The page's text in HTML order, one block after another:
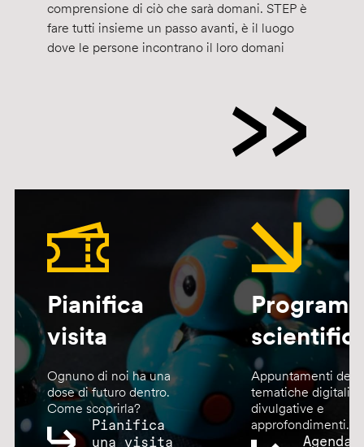
comprensione di ciò che sarà domani. STEP è
fare tutti insieme un passo avanti, è il luogo
dove le persone incontrano il loro domani
Pianifica
visita
Ognuno di noi ha una
dose di futuro dentro.
Come scoprirla?
Pianifica
una visita
Appuntamenti
tematiche digitali,
divulgative e
approfondimenti.
Agenda